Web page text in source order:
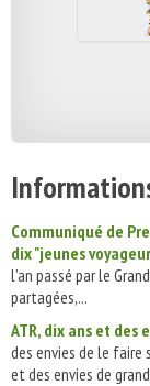
Communiqué de
dix "jeunes
l’an passé par le
partagées,...
ATR, dix ans et des
des envies de le faire
et des envies de